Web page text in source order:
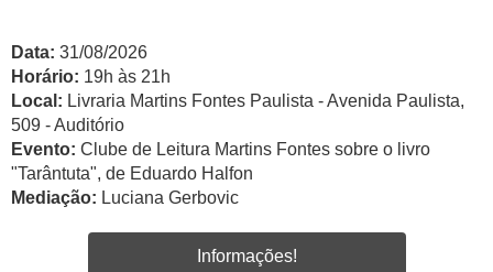
Data: 31/08/2026
Horário: 19h às 21h
Local: Livraria Martins Fontes Paulista - Avenida Paulista,
509 - Auditório
Evento: Clube de Leitura Martins Fontes sobre o livro
"Tarântuta", de Eduardo Halfon
Mediação: Luciana Gerbovic
Informações!